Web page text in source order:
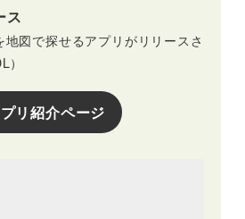
ス
図で探せるアプリがリリースさ
リ紹介ページ